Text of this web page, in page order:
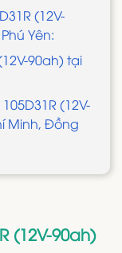
(12V-
Yên:
90ah) tại
(12V-
Minh, Đồng
(12V-90ah)